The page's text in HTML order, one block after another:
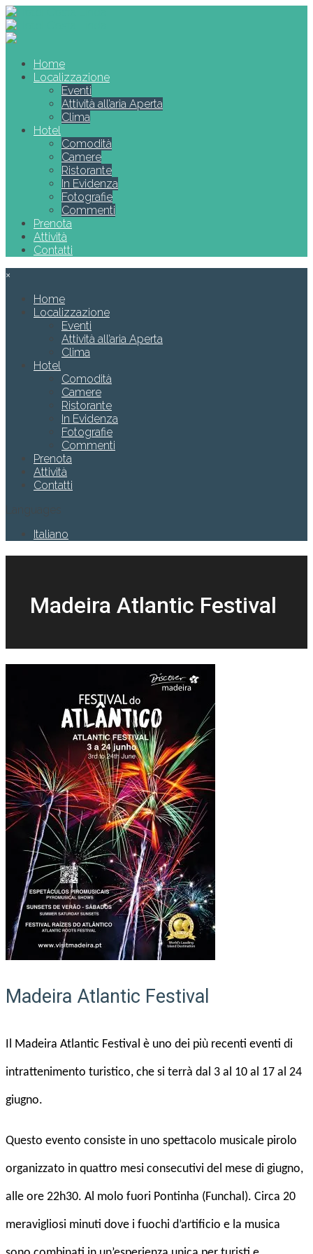
Home
Localizzazione
Eventi
Attività all’aria Aperta
Clima
Hotel
Comodità
Camere
Ristorante
In Evidenza
Fotografie
Commenti
Prenota
Attività
Contatti
×
Home
Localizzazione
Eventi
Attività all’aria Aperta
Clima
Hotel
Comodità
Camere
Ristorante
In Evidenza
Fotografie
Commenti
Prenota
Attività
Contatti
Italiano
Madeira Atlantic Festival
Madeira Atlantic Festival
Il Madeira Atlantic Festival è uno dei più recenti eventi di
intrattenimento turistico, che si terrà dal 3 al 10 al 17 al 24
giugno.
Questo evento consiste in uno spettacolo musicale pirolo
organizzato in quattro mesi consecutivi del mese di giugno,
alle ore 22h30. Al molo fuori Pontinha (Funchal). Circa 20
meravigliosi minuti dove i fuochi d’artificio e la musica